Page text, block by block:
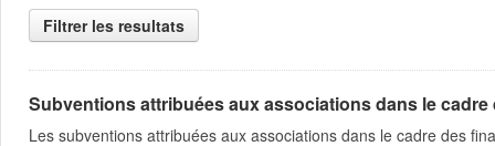
Filtrer les resultats
Subventions attribuées aux associations dans le
Les subventions attribuées aux associations dans le cadre des